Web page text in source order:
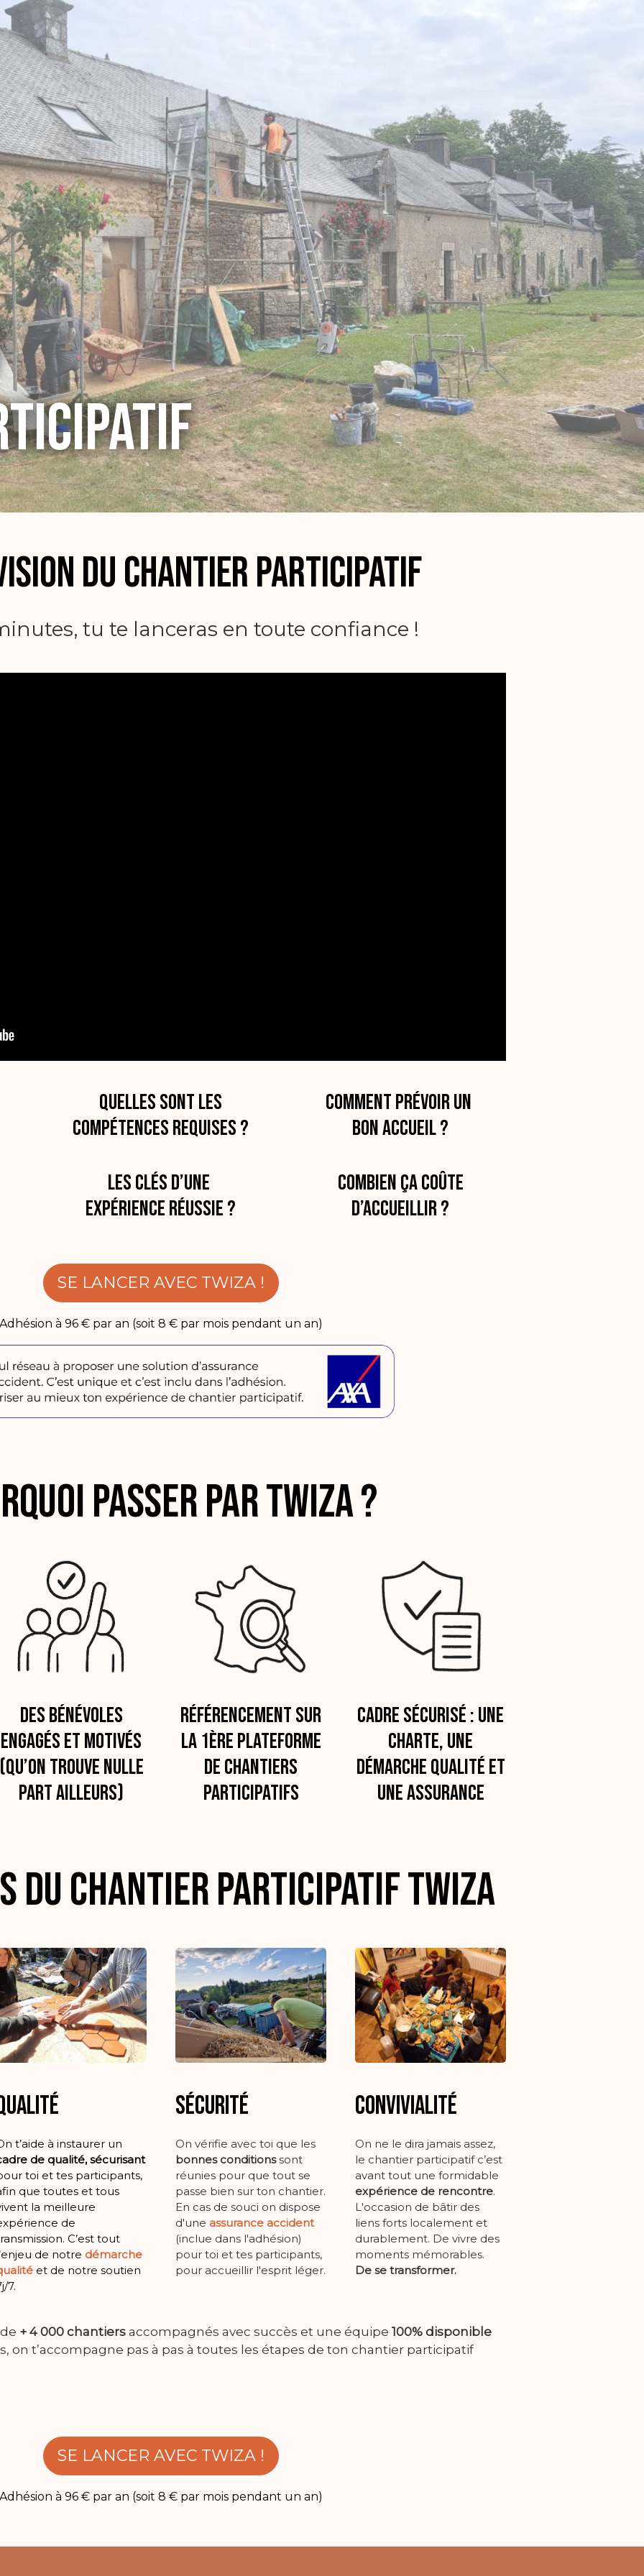
du chantier participatif
tu te lanceras en toute confiance !
Quelles sont les
compétences requises ?
Comment prévoir un
bon accueil ?
Les clés d’une
expérience réussie ?
Combien ça coûte
d’accueillir ?
SE LANCER AVEC TWIZA !
Adhésion à 96 € par an (soit 8 € par mois pendant un an)
passer par Twiza ?
Des bénévoles
engagés et motivés
trouve nulle
part ailleurs)
Référencement sur
la 1ère plateforme
de chantiers
participatifs
cadre sécurisé : une
charte, une
démarche qualité et
une assurance
du Chantier Participatif Twiza
t’aide à instaurer un
de qualité, sécurisant
toi et tes participants,
que toutes et tous
la meilleure
de
C’est tout
de notre démarche
et de notre soutien
7.
Sécurité
On vérifie avec toi que les
bonnes conditionssont
réunies pour que tout se
passe bien sur ton chantier.
En cas de souci on dispose
d'une assurance accident
(inclue dans l'adhésion)
pour toi et tes participants,
pour accueillir l'esprit léger.
CONVIVIALITÉ
On ne le dira jamais assez,
le chantier participatif c’est
avant tout une formidable
expérience de rencontre.
L'occasion de bâtir des
liens forts localement et
durablement. De vivre des
moments mémorables.
De se transformer.
+ 4 000 chantiers accompagnés avec succès et une équipe 100% disponible
on t’accompagne pas à pas à toutes les étapes de ton chantier participatif
SE LANCER AVEC TWIZA !
Adhésion à 96 € par an (soit 8 € par mois pendant un an)